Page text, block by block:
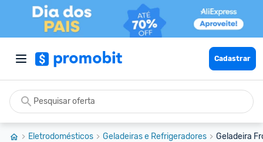
Cadastrar
Eletrodomésticos Geladeiras e Refrigeradores Geladeira